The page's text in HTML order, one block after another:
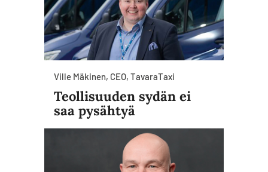
Ville Mäkinen, CEO, TavaraTaxi
Teollisuuden sydän ei
saa pysähtyä